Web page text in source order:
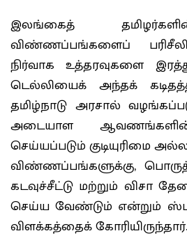
இலங்கைத்
விண்ணப்பங்களைப்
நிர்வாக உத்தரவுகளை
டெல்லியைக் அந்தக்
தமிழ்நாடு அரசால்
அடையாள ஆவணங்களின்
செய்யப்படும் குடியுரிமை
விண்ணப்பங்களுக்கு,
கடவுச்சீட்டு மற்றும் விசா
செய்ய வேண்டும் என்றும்
விளக்கத்தைக் கோரியிருந்தார்.